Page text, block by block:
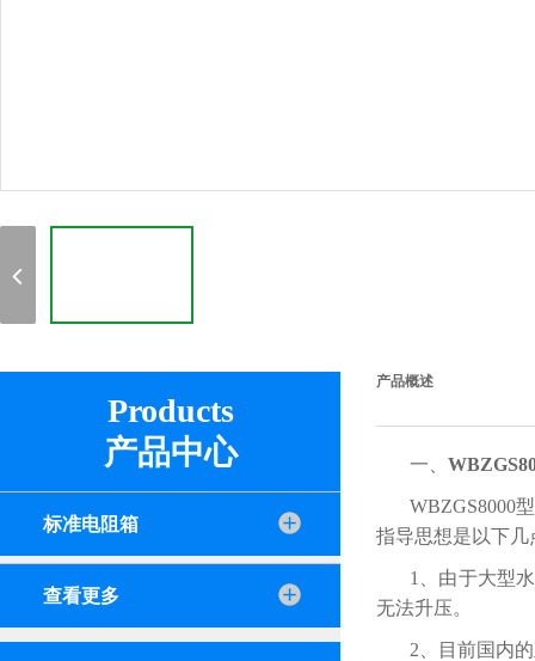
Products
产品中心
标准电阻箱
查看更多
产品概述
一、
WBZGS8000
指导思想是以下几
1、由于大型
无法升压。
2、目前国内